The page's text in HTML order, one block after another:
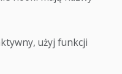
użyj funkcji